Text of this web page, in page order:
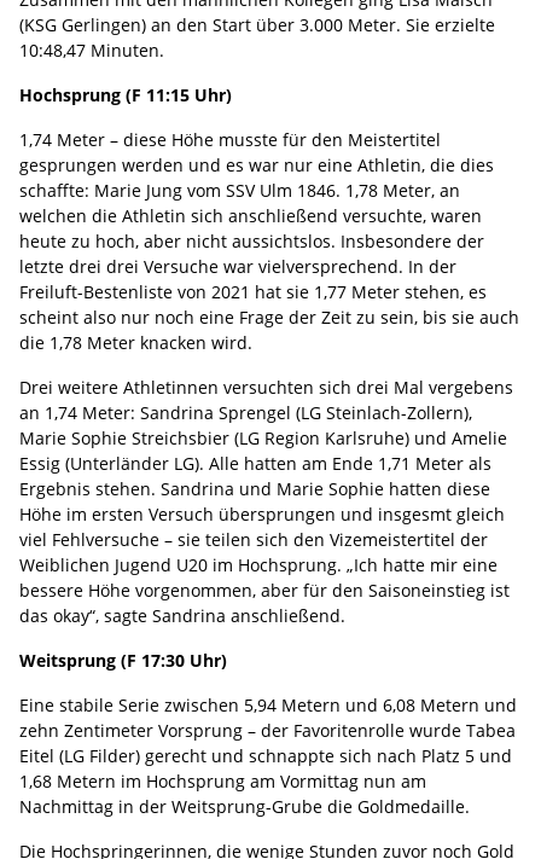
(KSG Gerlingen) an den Start über 3.000 Meter. Sie erzielte
10:48,47 Minuten.
Hochsprung (F 11:15 Uhr)
1,74 Meter – diese Höhe musste für den Meistertitel
gesprungen werden und es war nur eine Athletin, die dies
schaffte: Marie Jung vom SSV Ulm 1846. 1,78 Meter, an
welchen die Athletin sich anschließend versuchte, waren
heute zu hoch, aber nicht aussichtslos. Insbesondere der
letzte drei drei Versuche war vielversprechend. In der
Freiluft-Bestenliste von 2021 hat sie 1,77 Meter stehen, es
scheint also nur noch eine Frage der Zeit zu sein, bis sie auch
die 1,78 Meter knacken wird.
Drei weitere Athletinnen versuchten sich drei Mal vergebens
an 1,74 Meter: Sandrina Sprengel (LG Steinlach-Zollern),
Marie Sophie Streichsbier (LG Region Karlsruhe) und Amelie
Essig (Unterländer LG). Alle hatten am Ende 1,71 Meter als
Ergebnis stehen. Sandrina und Marie Sophie hatten diese
Höhe im ersten Versuch übersprungen und insgesmt gleich
viel Fehlversuche – sie teilen sich den Vizemeistertitel der
Weiblichen Jugend U20 im Hochsprung. „Ich hatte mir eine
bessere Höhe vorgenommen, aber für den Saisoneinstieg ist
das okay“, sagte Sandrina anschließend.
Weitsprung (F 17:30 Uhr)
Eine stabile Serie zwischen 5,94 Metern und 6,08 Metern und
zehn Zentimeter Vorsprung – der Favoritenrolle wurde Tabea
Eitel (LG Filder) gerecht und schnappte sich nach Platz 5 und
1,68 Metern im Hochsprung am Vormittag nun am
Nachmittag in der Weitsprung-Grube die Goldmedaille.
Die Hochspringerinnen, die wenige Stunden zuvor noch Gold